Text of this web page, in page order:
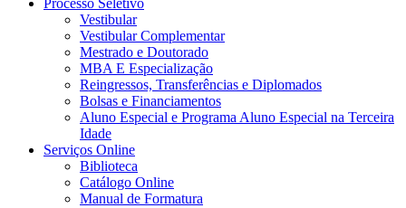
Processo Seletivo
Vestibular
Vestibular Complementar
Mestrado e Doutorado
MBA E Especialização
Reingressos, Transferências e Diplomados
Bolsas e Financiamentos
Aluno Especial e Programa Aluno Especial na Terceira
Idade
Serviços Online
Biblioteca
Catálogo Online
Manual de Formatura